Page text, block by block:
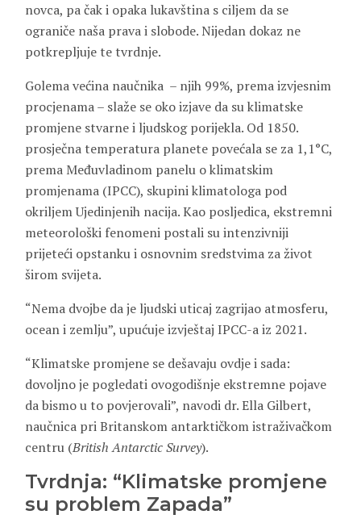
novca, pa čak i opaka lukavština s ciljem da se
ograniče naša prava i slobode. Nijedan dokaz ne
potkrepljuje te tvrdnje.
Golema većina naučnika – njih 99%, prema izvjesnim
procjenama – slaže se oko izjave da su klimatske
promjene stvarne i ljudskog porijekla. Od 1850.
prosječna temperatura planete povećala se za 1,1°C,
prema Međuvladinom panelu o klimatskim
promjenama (IPCC), skupini klimatologa pod
okriljem Ujedinjenih nacija. Kao posljedica, ekstremni
meteorološki fenomeni postali su intenzivniji
prijeteći opstanku i osnovnim sredstvima za život
širom svijeta.
“Nema dvojbe da je ljudski uticaj zagrijao atmosferu,
ocean i zemlju”, upućuje izvještaj IPCC-a iz 2021.
“Klimatske promjene se dešavaju ovdje i sada:
dovoljno je pogledati ovogodišnje ekstremne pojave
da bismo u to povjerovali”, navodi dr. Ella Gilbert,
naučnica pri Britanskom antarktičkom istraživačkom
centru (British Antarctic Survey).
Tvrdnja: “Klimatske promjene
su problem Zapada”